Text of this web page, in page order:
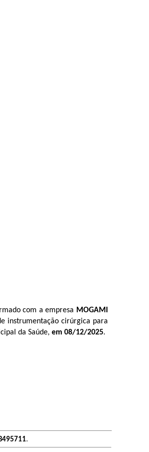
com a empresa MOGAMI
instrumentação cirúrgica para
da Saúde,em 08/12/2025.
.